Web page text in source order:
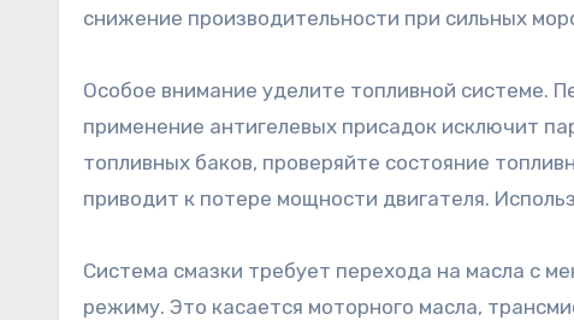
снижение производительности при сильных
Особое внимание уделите топливной системе.
применение антигелевых присадок исключит
топливных баков, проверяйте состояние
приводит к потере мощности двигателя.
Система смазки требует перехода на масла с
режиму. Это касается моторного масла,